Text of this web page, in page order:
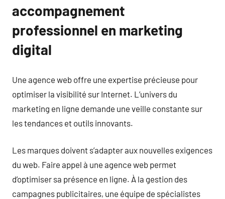
accompagnement
professionnel en marketing
digital
Une agence web offre une expertise précieuse pour
optimiser la visibilité sur Internet. L’univers du
marketing en ligne demande une veille constante sur
les tendances et outils innovants.
Les marques doivent s’adapter aux nouvelles exigences
du web. Faire appel à une agence web permet
d’optimiser sa présence en ligne. À la gestion des
campagnes publicitaires, une équipe de spécialistes